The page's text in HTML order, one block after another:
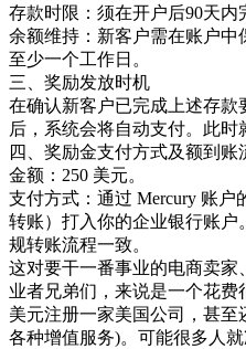
存款时限：须在开户后90天内
余额维持：新客户需在账户中
至少一个工作日。
三、奖励发放时机
在确认新客户已完成上述存款
后，系统会将自动支付。此时
四、奖励金支付方式及额到账
金额：250 美元。
支付方式：通过 Mercury 账
转账）打入你的企业银行账户
规转账流程一致。
这对要干一番事业的电商卖家
业者兄弟们，来说是一个花费
美元注册一家美国公司，甚至
各种增值服务)。可能很多人